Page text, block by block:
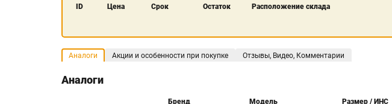
ID Цена Срок Остаток Расположение склада
Аналоги Акции и особенности при покупке Отзывы, Видео, Комментарии
Аналоги
Бренд Модель Размер / ИНС